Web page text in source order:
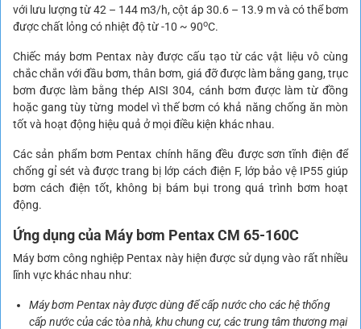
với lưu lượng từ 42 – 144 m3/h, cột áp 30.6 – 13.9 m và có thể bơm
được chất lỏng có nhiệt độ từ -10 ~ 90oC.
Chiếc máy bơm Pentax này được cấu tạo từ các vật liệu vô cùng
chắc chắn với đầu bơm, thân bơm, giá đỡ được làm bằng gang, trục
bơm được làm bằng thép AISI 304, cánh bơm được làm từ đồng
hoặc gang tùy từng model vì thế bơm có khả năng chống ăn mòn
tốt và hoạt động hiệu quả ở mọi điều kiện khác nhau.
Các sản phẩm bơm Pentax chính hãng đều được sơn tĩnh điện để
chống gỉ sét và được trang bị lớp cách điện F, lớp bảo vệ IP55 giúp
bơm cách điện tốt, không bị bám bụi trong quá trình bơm hoạt
động.
Ứng dụng của Máy bơm Pentax CM 65-160C
Máy bơm công nghiệp Pentax này hiện được sử dụng vào rất nhiều
lĩnh vực khác nhau như:
Máy bơm Pentax này được dùng để cấp nước cho các hệ thống
cấp nước của các tòa nhà, khu chung cư, các trung tâm thương mại